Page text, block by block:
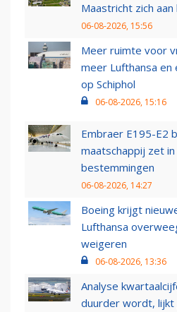
Maastricht zich aan
06-08-2026, 15:56
Meer ruimte voor
meer Lufthansa en
op Schiphol
06-08-2026, 15:16
Embraer E195-E2
maatschappij zet
bestemmingen
06-08-2026, 14:27
Boeing krijgt
Lufthansa
weigeren
06-08-2026, 13:36
Analyse
duurder wordt,